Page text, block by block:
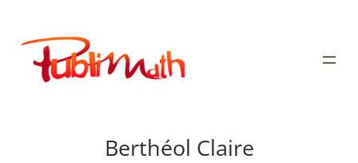
contenu
Publimath
Berthéol Claire